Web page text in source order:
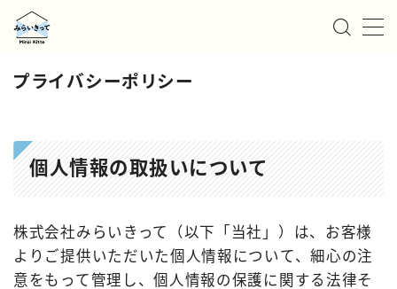
サービス
事例紹介
プライバシーポリシー
個人情報の取扱いについて
株式会社みらいきって（以下「当社」）は、お客様
よりご提供いただいた個人情報について、細心の注
意をもって管理し、個人情報の保護に関する法律そ